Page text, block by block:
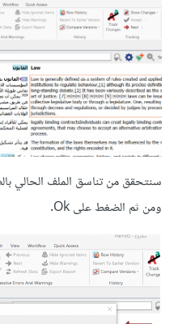
ومن ثم الضغط على Ok.